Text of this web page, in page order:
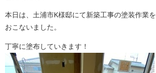
本日は、土浦市K様邸にて新築工事の塗装作業を
おこないました。
丁寧に塗布していきます！